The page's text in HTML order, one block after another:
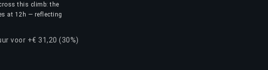
this climb: the
at 12h — reflecting
voor +€ 31,20 (30%)